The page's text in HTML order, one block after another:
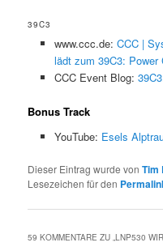
39C3
www.ccc.de: CCC |
lädt zum 39C3: Power
CCC Event Blog:
Bonus Track
YouTube: Esels
Dieser Eintrag wurde vonTim
Lesezeichen für den
59 KOMMENTARE ZU „LNP530